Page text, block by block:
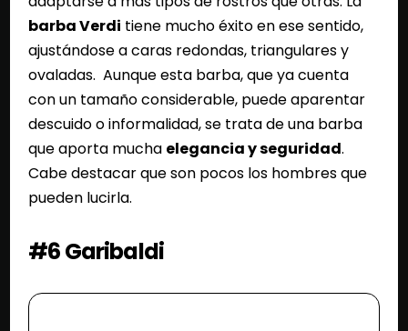
barba Verdi tiene mucho éxito en ese sentido,
ajustándose a caras redondas, triangulares y
ovaladas. Aunque esta barba, que ya cuenta
con un tamaño considerable, puede aparentar
descuido o informalidad, se trata de una barba
que aporta mucha elegancia y seguridad.
Cabe destacar que son pocos los hombres que
pueden lucirla.
#6 Garibaldi